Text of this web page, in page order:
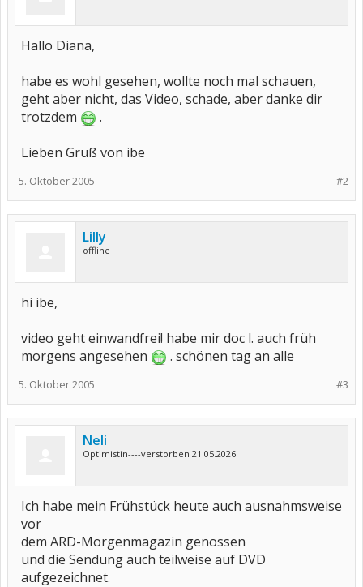
Hallo Diana,
habe es wohl gesehen, wollte noch mal schauen,
geht aber nicht, das Video, schade, aber danke dir
trotzdem
.
Lieben Gruß von ibe
#2
5. Oktober 2005
Lilly
offline
hi ibe,
video geht einwandfrei! habe mir doc l. auch früh
morgens angesehen
. schönen tag an alle
#3
5. Oktober 2005
Neli
Optimistin----verstorben 21.05.2026
Ich habe mein Frühstück heute auch ausnahmsweise
vor
dem ARD-Morgenmagazin genossen
und die Sendung auch teilweise auf DVD
aufgezeichnet.